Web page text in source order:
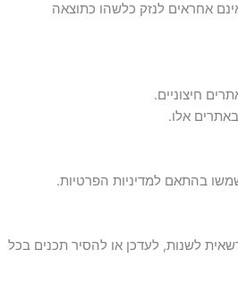
אחראים לנזק כלשהו כתוצאה
חיצוניים.
אלו.
בהתאם למדיניות הפרטיות.
לשנות, לעדכן או להסיר תכנים בכל